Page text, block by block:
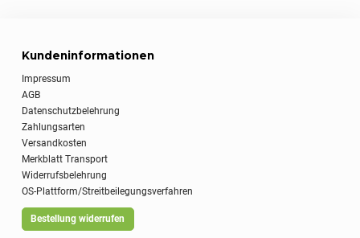
Kundeninformationen
Impressum
AGB
Datenschutzbelehrung
Zahlungsarten
Versandkosten
Merkblatt Transport
Widerrufsbelehrung
OS-Plattform/Streitbeilegungsverfahren
Bestellung widerrufen